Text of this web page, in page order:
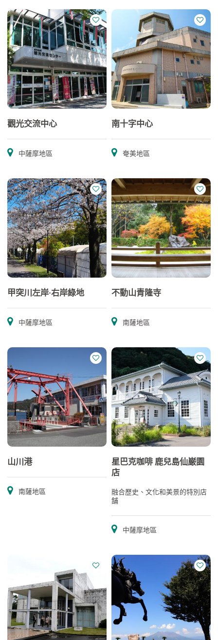
觀光交流中心
中薩摩地區
南十字中心
奄美地區
甲突川左岸·右岸綠地
中薩摩地區
不動山青隆寺
南薩地區
山川港
南薩地區
星巴克咖啡 鹿兒島仙巌園
店
融合歷史、文化和美景的特別店
舗
中薩摩地區